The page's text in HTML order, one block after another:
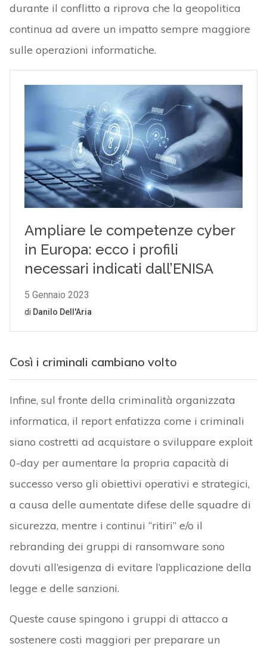
durante il conflitto a riprova che la geopolitica
continua ad avere un impatto sempre maggiore
sulle operazioni informatiche.
Così i criminali cambiano volto
Infine, sul fronte della criminalità organizzata
informatica, il report enfatizza come i criminali
siano costretti ad acquistare o sviluppare exploit
0-day per aumentare la propria capacità di
successo verso gli obiettivi operativi e strategici,
a causa delle aumentate difese delle squadre di
sicurezza, mentre i continui “ritiri” e/o il
rebranding dei gruppi di ransomware sono
dovuti all’esigenza di evitare l’applicazione della
legge e delle sanzioni.
Queste cause spingono i gruppi di attacco a
sostenere costi maggiori per preparare un